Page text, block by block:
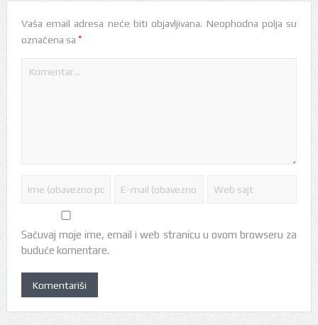
Vaša email adresa neće biti objavljivana. Neophodna polja su
označena sa *
Sačuvaj moje ime, email i web stranicu u ovom browseru za
buduće komentare.